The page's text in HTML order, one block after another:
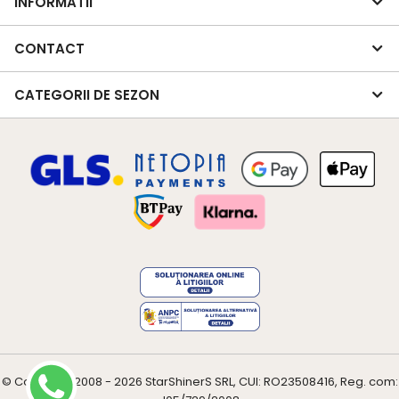
CONTACT
CATEGORII DE SEZON
© Copyright 2008 - 2026 StarShinerS SRL, CUI: RO23508416, Reg. com: